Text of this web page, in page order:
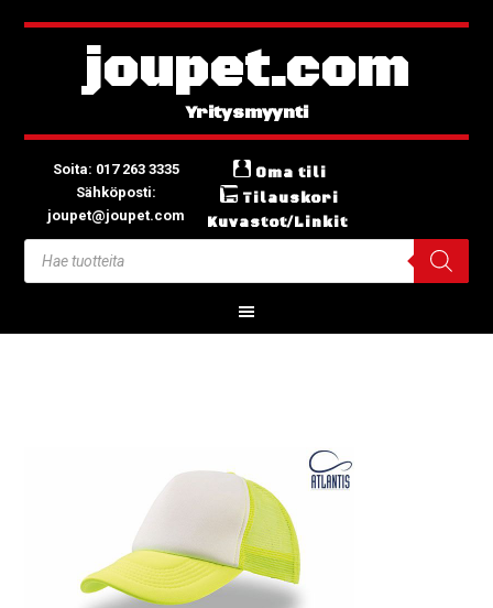
joupet.com
Soita: 017 263 3335
Sähköposti:
joupet@joupet.com
Oma tili
Tilauskori
Kuvastot/Linkit